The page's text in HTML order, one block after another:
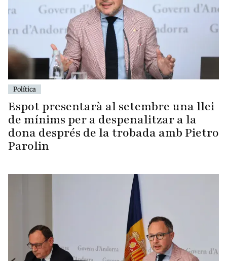
Política
Espot presentarà al setembre una llei
de mínims per a despenalitzar a la
dona després de la trobada amb Pietro
Parolin